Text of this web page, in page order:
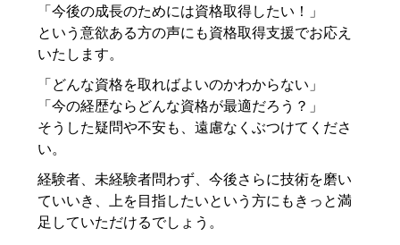
「今後の成長のためには資格取得したい！」
という意欲ある方の声にも資格取得支援でお応え
いたします。
「どんな資格を取ればよいのかわからない」
「今の経歴ならどんな資格が最適だろう？」
そうした疑問や不安も、遠慮なくぶつけてくださ
い。
経験者、未経験者問わず、今後さらに技術を磨い
ていいき、上を目指したいという方にもきっと満
足していただけるでしょう。